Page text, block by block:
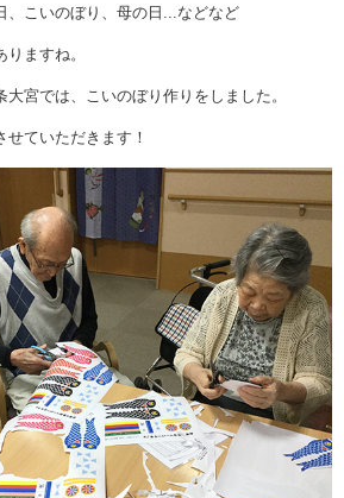
、こいのぼり、母の日...などなど
ますね。
宮では、こいのぼり作りをしました。
ていただきます！